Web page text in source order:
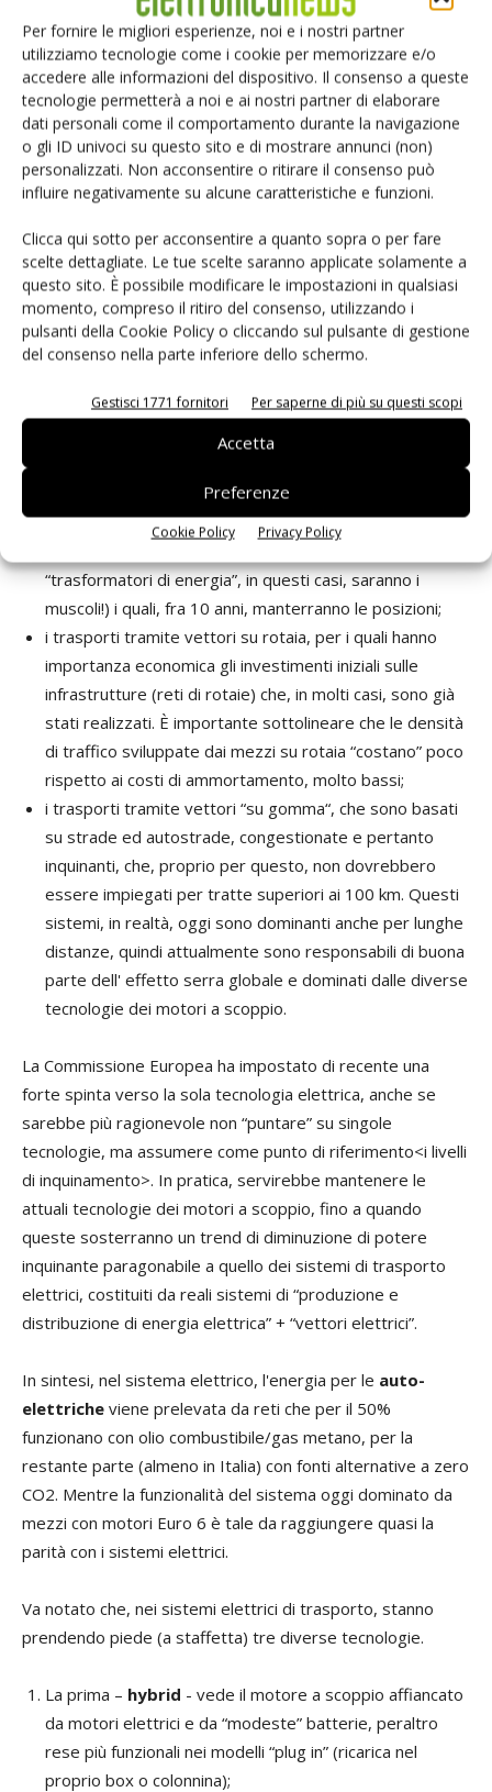
Per fornire le migliori esperienze, noi e i nostri partner
utilizziamo tecnologie come i cookie per memorizzare e/o
accedere alle informazioni del dispositivo. Il consenso a queste
tecnologie permetterà a noi e ai nostri partner di elaborare
dati personali come il comportamento durante la navigazione
o gli ID univoci su questo sito e di mostrare annunci (non)
personalizzati. Non acconsentire o ritirare il consenso può
influire negativamente su alcune caratteristiche e funzioni.
Clicca qui sotto per acconsentire a quanto sopra o per fare
scelte dettagliate. Le tue scelte saranno applicate solamente a
questo sito. È possibile modificare le impostazioni in qualsiasi
momento, compreso il ritiro del consenso, utilizzando i
pulsanti della Cookie Policy o cliccando sul pulsante di gestione
del consenso nella parte inferiore dello schermo.
Gestisci 1771 fornitori Per saperne di più su questi scopi
Accetta
Preferenze
Cookie Policy Privacy Policy
(International Maritime Organisation) ha lanciato un
programma per ridurre del 50% le emissioni di “gas serra”
entro il 2050, in armonia con lo SDG 3 delle Nazioni Unite.
Dunque non sono previsti forti cambiamenti nelle emissioni
di GHG dovute al trasporto marittimo nei prossimi 10 anni,
anche se si ritiene che la tecnologia basata sull’idrogeno a
bordo delle navi farà passi da gigante.
In più il fattore peso a bordo nave non è critico: per questo
motivo si potranno sperimentare varie soluzioni di “fuelcell”
e di stoccaggio del “combustibile”, cercando, entro il limite
dei 10 anni, di pervenire a soluzioni “industriali”, nella
consapevolezza che, tuttavia, le flotte non potranno
Per quanto riguarda i sistemi di
relativa riduzione del CO2 prodotto, ricordiamo:
“trasformatori di energia”, in questi casi, saranno i
muscoli!) i quali, fra 10 anni, manterranno le posizioni;
i trasporti tramite vettori su rotaia, per i quali hanno
importanza economica gli investimenti iniziali sulle
infrastrutture (reti di rotaie) che, in molti casi, sono già
stati realizzati. È importante sottolineare che le densità
di traffico sviluppate dai mezzi su rotaia “costano” poco
rispetto ai costi di ammortamento, molto bassi;
i trasporti tramite vettori “su gomma“, che sono basati
su strade ed autostrade, congestionate e pertanto
inquinanti, che, proprio per questo, non dovrebbero
essere impiegati per tratte superiori ai 100 km. Questi
sistemi, in realtà, oggi sono dominanti anche per lunghe
distanze, quindi attualmente sono responsabili di buona
parte dell' effetto serra globale e dominati dalle diverse
tecnologie dei motori a scoppio.
La Commissione Europea ha impostato di recente una
forte spinta verso la sola tecnologia elettrica, anche se
sarebbe più ragionevole non “puntare” su singole
tecnologie, ma assumere come punto di riferimento<i livelli
di inquinamento>. In pratica, servirebbe mantenere le
attuali tecnologie dei motori a scoppio, fino a quando
queste sosterranno un trend di diminuzione di potere
inquinante paragonabile a quello dei sistemi di trasporto
elettrici, costituiti da reali sistemi di “produzione e
distribuzione di energia elettrica” + “vettori elettrici”.
In sintesi, nel sistema elettrico, l'energia per le auto-
elettriche viene prelevata da reti che per il 50%
funzionano con olio combustibile/gas metano, per la
restante parte (almeno in Italia) con fonti alternative a zero
CO2. Mentre la funzionalità del sistema oggi dominato da
mezzi con motori Euro 6 è tale da raggiungere quasi la
parità con i sistemi elettrici.
Va notato che, nei sistemi elettrici di trasporto, stanno
prendendo piede (a staffetta) tre diverse tecnologie.
La prima – hybrid - vede il motore a scoppio affiancato
da motori elettrici e da “modeste” batterie, peraltro
rese più funzionali nei modelli “plug in” (ricarica nel
proprio box o colonnina);